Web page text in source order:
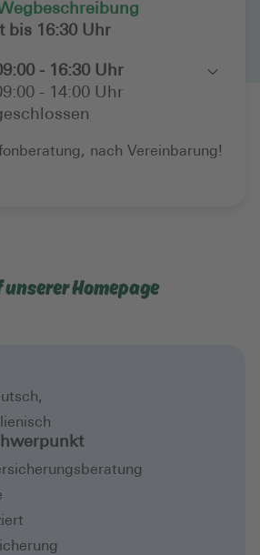
bis 16:30 Uhr
- 16:30 Uhr
- 14:00 Uhr
Toggle
nach Vereinbarung!
Homepage
,